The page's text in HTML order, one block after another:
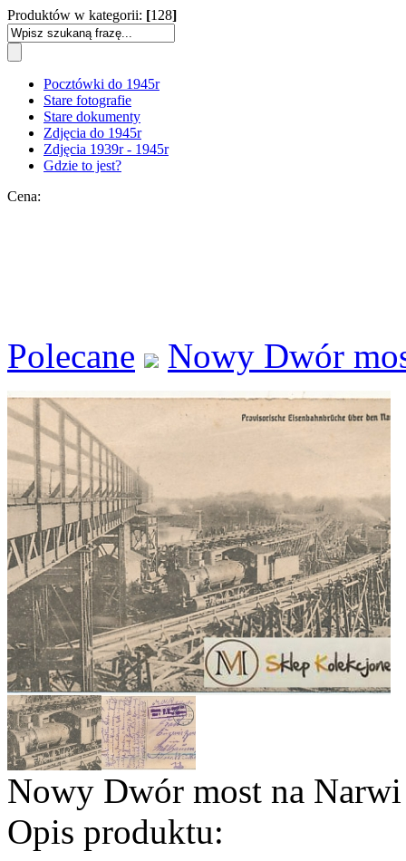
Produktów w kategorii: [128]
Pocztówki do 1945r
Stare fotografie
Stare dokumenty
Zdjęcia do 1945r
Zdjęcia 1939r - 1945r
Gdzie to jest?
Cena:
Polecane Nowy Dwór
Nowy Dwór most na
Opis produktu: